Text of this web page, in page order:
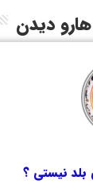
دیدن
بلد نیستی ؟